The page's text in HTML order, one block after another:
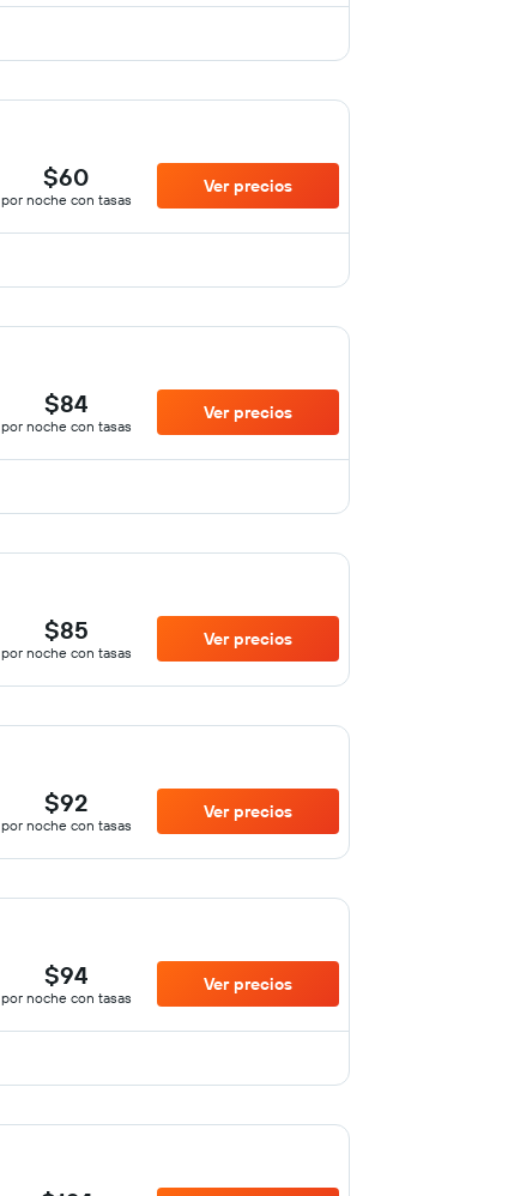
$60
por noche con tasas
Ver precios
$84
por noche con tasas
Ver precios
$85
por noche con tasas
Ver precios
$92
por noche con tasas
Ver precios
$94
por noche con tasas
Ver precios